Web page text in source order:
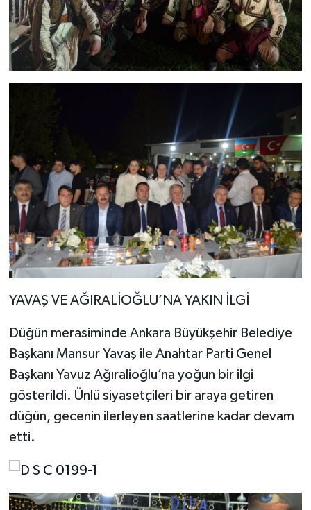
YAVAŞ VE AĞIRALİOĞLU’NA YAKIN İLGİ
Düğün merasiminde Ankara Büyükşehir Belediye
Başkanı Mansur Yavaş ile Anahtar Parti Genel
Başkanı Yavuz Ağıralioğlu’na yoğun bir ilgi
gösterildi. Ünlü siyasetçileri bir araya getiren
düğün, gecenin ilerleyen saatlerine kadar devam
etti.